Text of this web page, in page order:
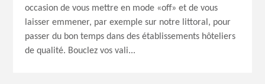
occasion de vous mettre en mode «off» et de vous
laisser emmener, par exemple sur notre littoral, pour
passer du bon temps dans des établissements hôteliers
de qualité. Bouclez vos vali...